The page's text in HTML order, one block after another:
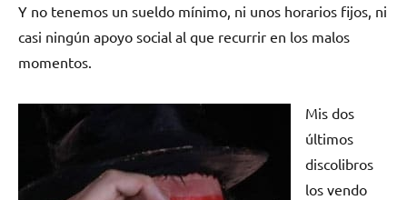
Y no tenemos un sueldo mínimo, ni unos horarios fijos, ni
casi ningún apoyo social al que recurrir en los malos
momentos.
Mis dos
últimos
discolibros
los vendo